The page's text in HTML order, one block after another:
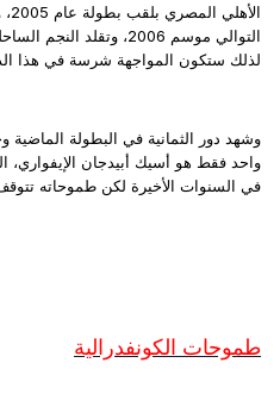
لذلك ستكون المواجهة شرسة في هذا
واحد فقط هو أسيك أبيدجان الإيفواري،
في السنوات الأخيرة لكن طموحاته
طموحات الكونفدرالية